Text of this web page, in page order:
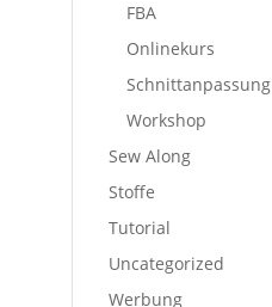
FBA
Onlinekurs
Schnittanpassung
Workshop
Sew Along
Stoffe
Tutorial
Uncategorized
Werbung